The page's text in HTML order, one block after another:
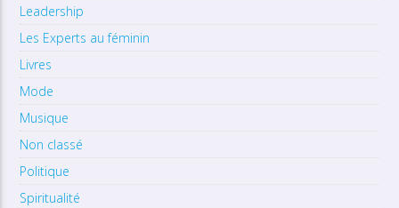
Leadership
Les Experts au féminin
Livres
Mode
Musique
Non classé
Politique
Spiritualité